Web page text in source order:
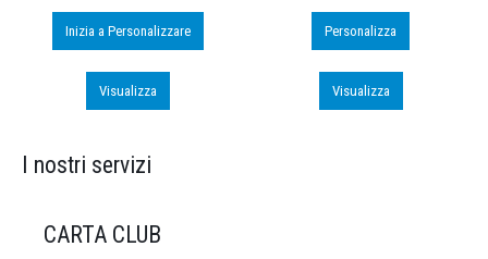
Inizia a Personalizzare
Visualizza
Personalizza
Visualizza
I nostri servizi
CARTA CLUB